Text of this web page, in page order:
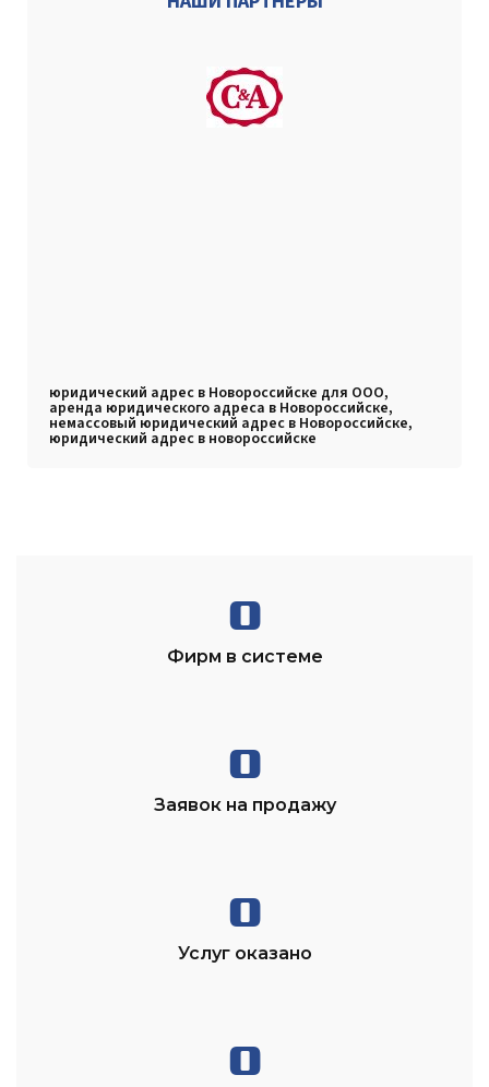
юридический адрес в Новороссийске для ООО,
аренда юридического адреса в Новороссийске,
немассовый юридический адрес в Новороссийске,
юридический адрес в новороссийске
0
Фирм в системе
0
Заявок на продажу
0
Услуг оказано
0